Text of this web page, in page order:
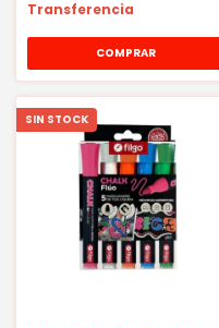
Transferencia
SIN STOCK